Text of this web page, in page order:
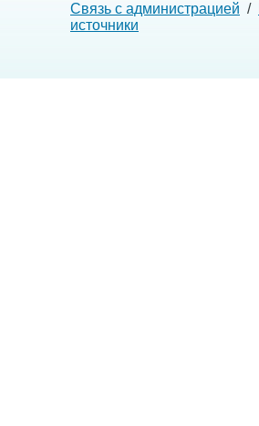
Связь с администрацией /
источники